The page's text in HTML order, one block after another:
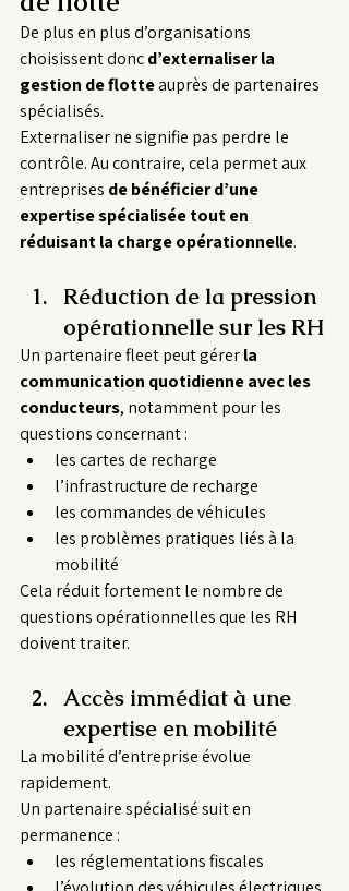
De plus en plus d’organisations
choisissent donc d’externaliser la
gestion de flotte auprès de partenaires
spécialisés.
Externaliser ne signifie pas perdre le
contrôle. Au contraire, cela permet aux
entreprises de bénéficier d’une
expertise spécialisée tout en
réduisant la charge opérationnelle.
Réduction de la pression
opérationnelle sur les RH
Un partenaire fleet peut gérer la
communication quotidienne avec les
conducteurs, notamment pour les
questions concernant :
les cartes de recharge
l’infrastructure de recharge
les commandes de véhicules
les problèmes pratiques liés à la
mobilité
Cela réduit fortement le nombre de
questions opérationnelles que les RH
doivent traiter.
Accès immédiat à une
expertise en mobilité
La mobilité d’entreprise évolue
rapidement.
Un partenaire spécialisé suit en
permanence :
les réglementations fiscales